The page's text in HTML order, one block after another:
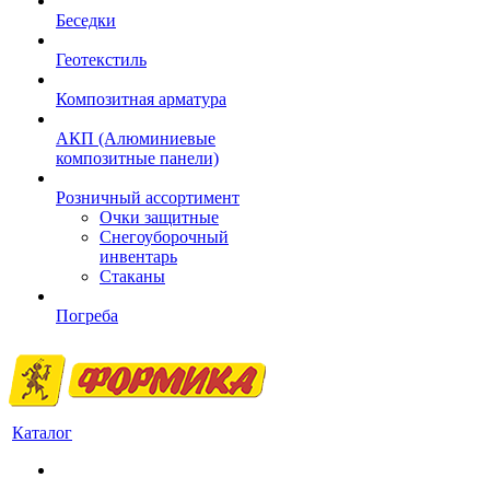
Беседки
Геотекстиль
Композитная арматура
АКП (Алюминиевые
композитные панели)
Розничный ассортимент
Очки защитные
Снегоуборочный
инвентарь
Стаканы
Погреба
Каталог